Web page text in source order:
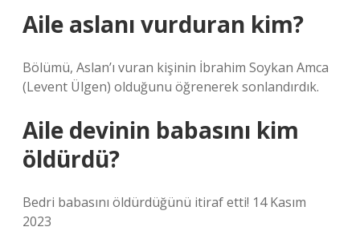
Aile aslanı vurduran kim?
Bölümü, Aslan’ı vuran kişinin İbrahim Soykan Amca
(Levent Ülgen) olduğunu öğrenerek sonlandırdık.
Aile devinin babasını kim
öldürdü?
Bedri babasını öldürdüğünü itiraf etti! 14 Kasım
2023